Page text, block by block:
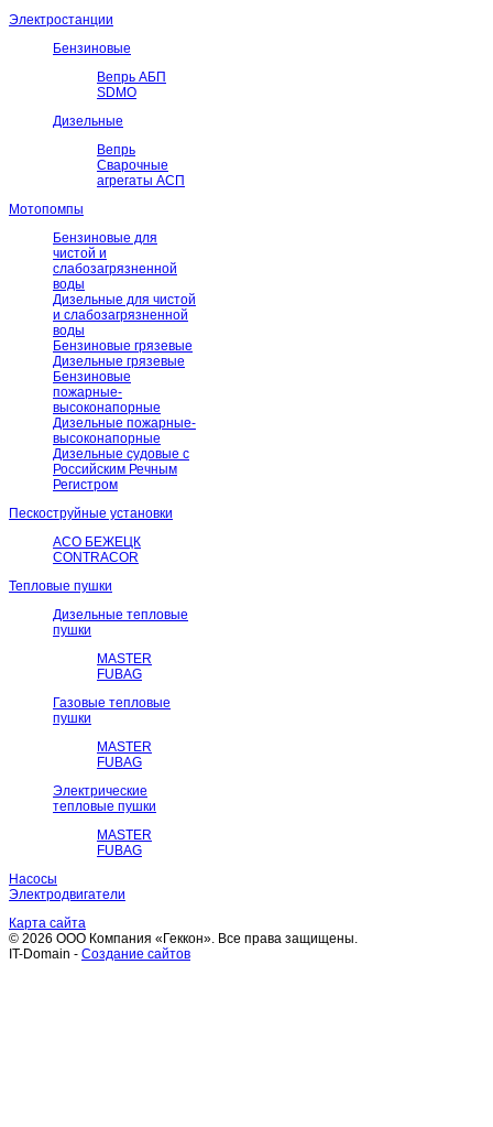
Электростанции
Бензиновые
Вепрь АБП
SDMO
Дизельные
Вепрь
Сварочные
агрегаты АСП
Мотопомпы
Бензиновые для
чистой и
слабозагрязненной
воды
Дизельные для чистой
и слабозагрязненной
воды
Бензиновые грязевые
Дизельные грязевые
Бензиновые
пожарные-
высоконапорные
Дизельные пожарные-
высоконапорные
Дизельные судовые с
Российским Речным
Регистром
Пескоструйные установки
АСО БЕЖЕЦК
CONTRACOR
Тепловые пушки
Дизельные тепловые
пушки
MASTER
FUBAG
Газовые тепловые
пушки
MASTER
FUBAG
Электрические
тепловые пушки
MASTER
FUBAG
Насосы
Электродвигатели
Карта сайта
© 2026 ООО Компания «Геккон». Все права защищены.
IT-Domain - Создание сайтов